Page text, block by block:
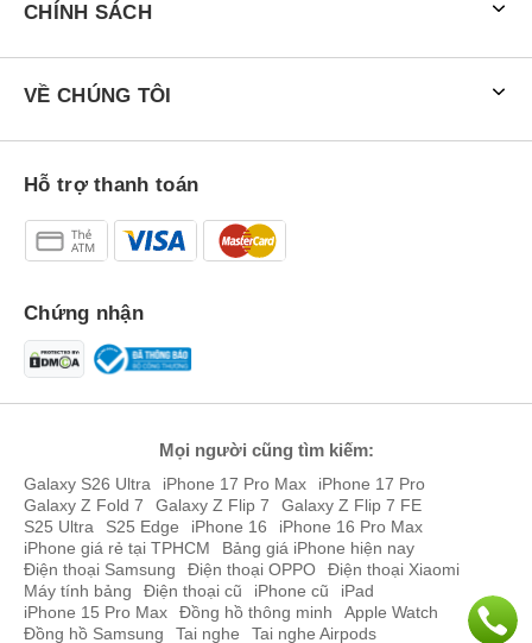
CHÍNH SÁCH
VỀ CHÚNG TÔI
Hỗ trợ thanh toán
Chứng nhận
Mọi người cũng tìm kiếm:
Galaxy S26 Ultra iPhone 17 Pro Max
iPhone 17 Pro
Galaxy Z Fold 7
Galaxy Z Flip 7
Galaxy Z Flip 7 FE
S25 Ultra
S25 Edge iPhone 16
iPhone 16 Pro Max
iPhone giá rẻ tại TPHCM
Bảng giá iPhone hiện nay
Điện thoại Samsung
Điện thoại OPPO
Điện thoại Xiaomi
Máy tính bảng
Điện thoại cũ iPhone cũ
iPad
iPhone 15 Pro Max
Đồng hồ thông minh
Apple Watch
Đồng hồ Samsung
Tai nghe Tai nghe Airpods